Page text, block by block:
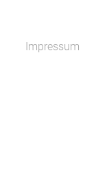
Impressum